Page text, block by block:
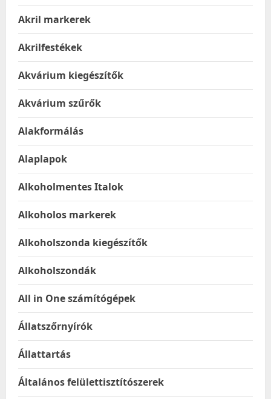
Akril markerek
Akrilfestékek
Akvárium kiegészítők
Akvárium szűrők
Alakformálás
Alaplapok
Alkoholmentes Italok
Alkoholos markerek
Alkoholszonda kiegészítők
Alkoholszondák
All in One számítógépek
Állatszőrnyírók
Állattartás
Általános felülettisztítószerek